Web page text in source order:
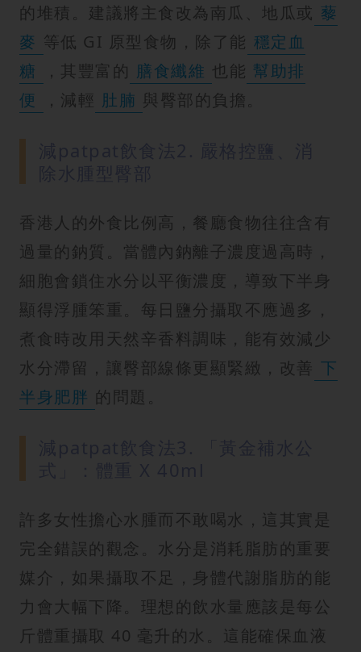
的堆積。建議將主食改為南瓜、地瓜或 藜
麥 等低 GI 原型食物，除了能 穩定血
糖
，其豐富的 膳食纖維 也能 幫助排
便
，減輕 肚腩 與臀部的負擔。
香港人的外食比例高，餐廳食物往往含有
過量的鈉質。當體內鈉離子濃度過高時，
細胞會鎖住水分以平衡濃度，導致下半身
顯得浮腫笨重。每日鹽分攝取不應過多，
煮食時改用天然辛香料調味，能有效減少
水分滯留，讓臀部線條更顯緊緻，改善 下
半身肥胖 的問題。
許多女性擔心水腫而不敢喝水，這其實是
完全錯誤的觀念。水分是消耗脂肪的重要
媒介，如果攝取不足，身體代謝脂肪的能
力會大幅下降。理想的飲水量應該是每公
斤體重攝取 40 毫升的水。這能確保血液